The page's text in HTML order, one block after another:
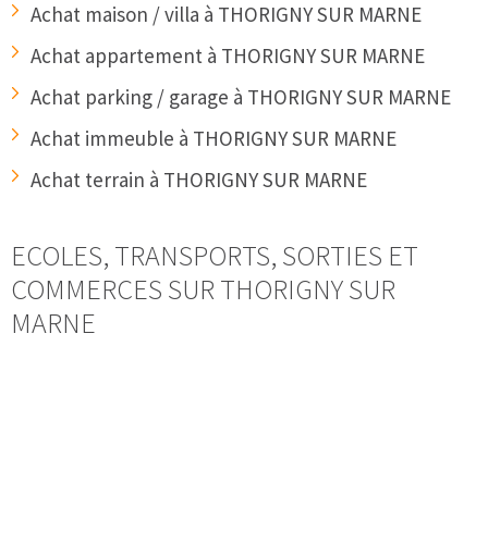
Achat maison / villa à THORIGNY SUR MARNE
Achat appartement à THORIGNY SUR MARNE
Achat parking / garage à THORIGNY SUR MARNE
Achat immeuble à THORIGNY SUR MARNE
Achat terrain à THORIGNY SUR MARNE
ECOLES, TRANSPORTS, SORTIES ET
COMMERCES SUR THORIGNY SUR
MARNE